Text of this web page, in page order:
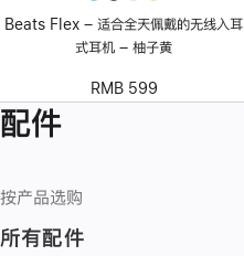
Beats Flex – 适合全天佩戴的无线入耳
式耳机 – 柚子黄
RMB 599
配件
按产品选购
所有配件